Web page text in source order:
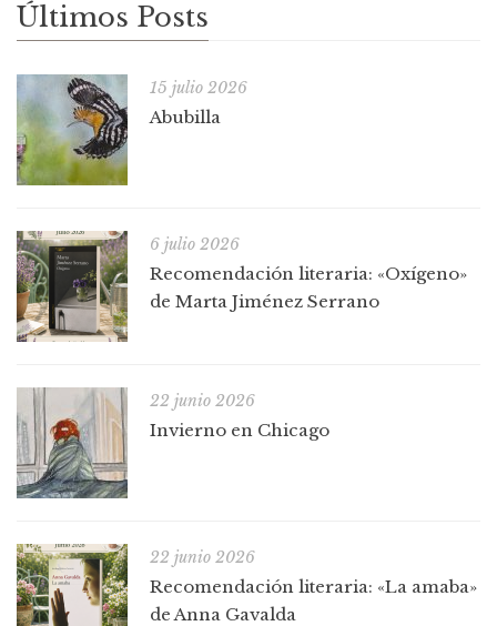
Últimos Posts
15 julio 2026
Abubilla
6 julio 2026
Recomendación literaria: «Oxígeno»
de Marta Jiménez Serrano
22 junio 2026
Invierno en Chicago
22 junio 2026
Recomendación literaria: «La amaba»
de Anna Gavalda